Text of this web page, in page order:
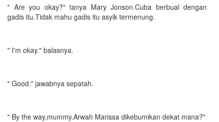
" Are you okay?" tanya Mary Jonson.Cuba berbual dengan
gadis itu.Tidak mahu gadis itu asyik termenung.
" I'm okay." balasnya.
" Good." jawabnya sepatah.
" By the way,mummy.Arwah Marissa dikebumikan dekat mana?"